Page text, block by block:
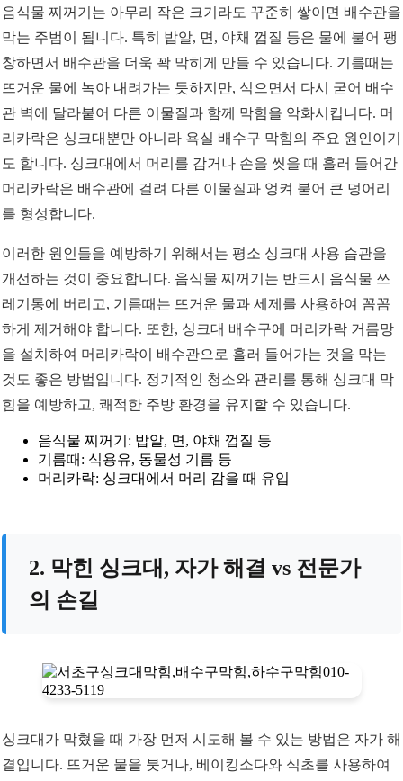
음식물 찌꺼기는 아무리 작은 크기라도 꾸준히 쌓이면 배수관을
막는 주범이 됩니다. 특히 밥알, 면, 야채 껍질 등은 물에 불어 팽
창하면서 배수관을 더욱 꽉 막히게 만들 수 있습니다. 기름때는
뜨거운 물에 녹아 내려가는 듯하지만, 식으면서 다시 굳어 배수
관 벽에 달라붙어 다른 이물질과 함께 막힘을 악화시킵니다. 머
리카락은 싱크대뿐만 아니라 욕실 배수구 막힘의 주요 원인이기
도 합니다. 싱크대에서 머리를 감거나 손을 씻을 때 흘러 들어간
머리카락은 배수관에 걸려 다른 이물질과 엉켜 붙어 큰 덩어리
를 형성합니다.
이러한 원인들을 예방하기 위해서는 평소 싱크대 사용 습관을
개선하는 것이 중요합니다. 음식물 찌꺼기는 반드시 음식물 쓰
레기통에 버리고, 기름때는 뜨거운 물과 세제를 사용하여 꼼꼼
하게 제거해야 합니다. 또한, 싱크대 배수구에 머리카락 거름망
을 설치하여 머리카락이 배수관으로 흘러 들어가는 것을 막는
것도 좋은 방법입니다. 정기적인 청소와 관리를 통해 싱크대 막
힘을 예방하고, 쾌적한 주방 환경을 유지할 수 있습니다.
음식물 찌꺼기: 밥알, 면, 야채 껍질 등
기름때: 식용유, 동물성 기름 등
머리카락: 싱크대에서 머리 감을 때 유입
2. 막힌 싱크대, 자가 해결 vs 전문가
의 손길
싱크대가 막혔을 때 가장 먼저 시도해 볼 수 있는 방법은 자가 해
결입니다. 뜨거운 물을 붓거나, 베이킹소다와 식초를 사용하여